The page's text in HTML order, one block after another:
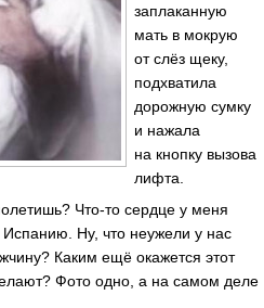
заплаканную
мать в мокрую
от слёз щеку,
подхватила
дорожную сумку
и нажала
на кнопку вызова
лифта.
Что-то сердце у меня
Ну, что неужели у нас
Каким ещё окажется этот
Фото одно, а на самом деле